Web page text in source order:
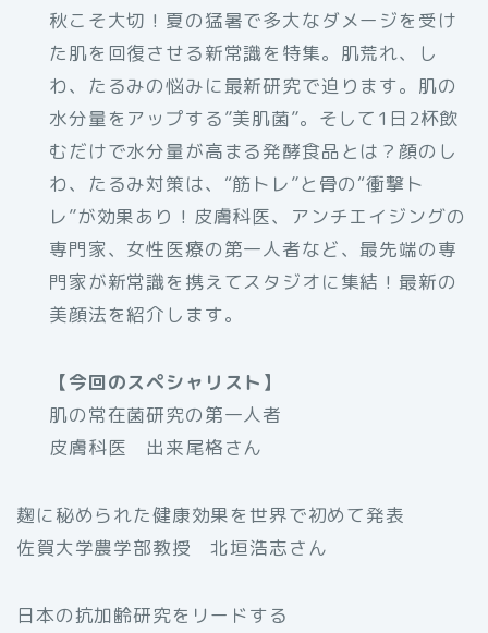
秋こそ大切！夏の猛暑で多大なダメージを受け
た肌を回復させる新常識を特集。肌荒れ、し
わ、たるみの悩みに最新研究で迫ります。肌の
水分量をアップする”美肌菌”。そして1日2杯飲
むだけで水分量が高まる発酵食品とは？顔のし
わ、たるみ対策は、“筋トレ”と骨の“衝撃ト
レ”が効果あり！皮膚科医、アンチエイジングの
専門家、女性医療の第一人者など、最先端の専
門家が新常識を携えてスタジオに集結！最新の
美顔法を紹介します。
【今回のスペシャリスト】
肌の常在菌研究の第一人者
皮膚科医 出来尾格さん
麹に秘められた健康効果を世界で初めて発表
佐賀大学農学部教授 北垣浩志さん
日本の抗加齢研究をリードする